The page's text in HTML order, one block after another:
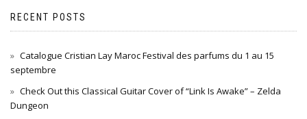
RECENT POSTS
Catalogue Cristian Lay Maroc Festival des parfums du 1 au 15
septembre
Check Out this Classical Guitar Cover of “Link Is Awake” – Zelda
Dungeon